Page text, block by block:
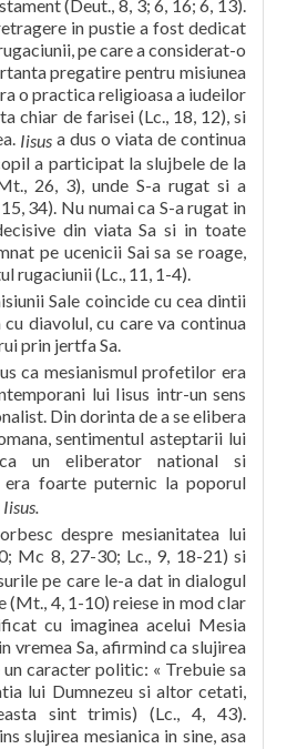
(Deut., 8, 3; 6, 16; 6, 13).
in pustie a fost dedicat
pe care a considerat-o
pregatire pentru misiunea
o practica religioasa a iudeilor
chiar de farisei (Lc., 18, 12), si
Iisus a dus o viata de continua
a participat la slujbele de la
26, 3), unde S-a rugat si a
34). Nu numai ca S-a rugat in
din viata Sa si in toate
pe ucenicii Sai sa se roage,
rugaciunii (Lc., 11, 1-4).
Sale coincide cu cea dintii
diavolul, cu care va continua
prin jertfa Sa.
ca mesianismul profetilor era
lui Iisus intr-un sens
Din dorinta de a se elibera
sentimentul asteptarii lui
un eliberator national si
foarte puternic la poporul
Iisus.
despre mesianitatea lui
Mc 8, 27-30; Lc., 9, 18-21) si
pe care le-a dat in dialogul
(Mt., 4, 1-10) reiese in mod clar
cu imaginea acelui Mesia
vremea Sa, afirmind ca slujirea
un caracter politic: « Trebuie sa
lui Dumnezeu si altor cetati,
sint trimis) (Lc., 4, 43).
slujirea mesianica in sine, asa